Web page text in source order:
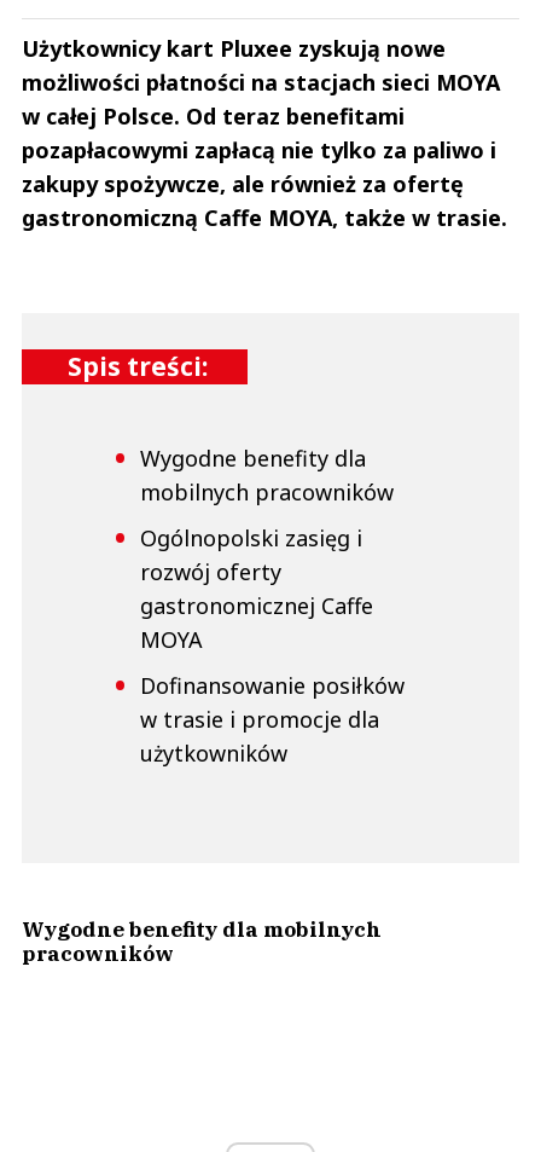
Użytkownicy kart Pluxee zyskują nowe
możliwości płatności na stacjach sieci MOYA
w całej Polsce. Od teraz benefitami
pozapłacowymi zapłacą nie tylko za paliwo i
zakupy spożywcze, ale również za ofertę
gastronomiczną Caffe MOYA, także w trasie.
Spis treści:
Wygodne benefity dla
mobilnych pracowników
Ogólnopolski zasięg i
rozwój oferty
gastronomicznej Caffe
MOYA
Dofinansowanie posiłków
w trasie i promocje dla
użytkowników
Wygodne benefity dla mobilnych
pracowników